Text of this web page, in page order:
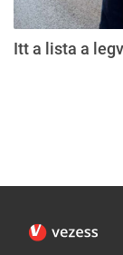
Itt a lista a